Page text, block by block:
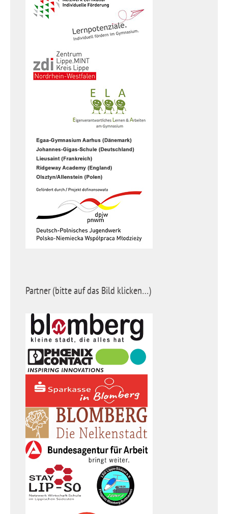
Partner (bitte auf das Bild klicken…)